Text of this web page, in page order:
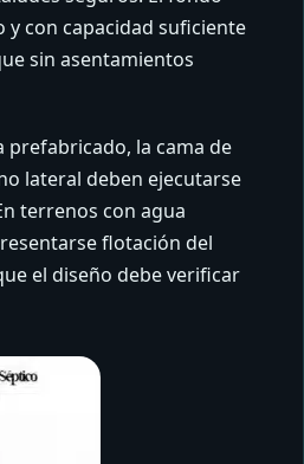
y con capacidad suficiente
sin asentamientos
prefabricado, la cama de
lateral deben ejecutarse
terrenos con agua
flotación del
el diseño debe verificar